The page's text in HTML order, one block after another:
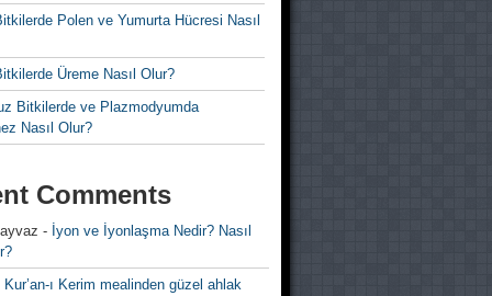
Polen ve Yumurta Hücresi Nasıl
Üreme Nasıl Olur?
Bitkilerde ve Plazmodyumda
Nasıl Olur?
Comments
- İyon ve İyonlaşma Nedir? Nasıl
Kur’an-ı Kerim mealinden güzel ahlak